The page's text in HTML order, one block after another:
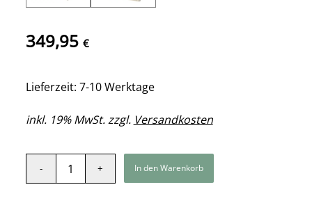
349,95 €
Lieferzeit: 7-10 Werktage
inkl. 19% MwSt. zzgl. Versandkosten
In den Warenkorb